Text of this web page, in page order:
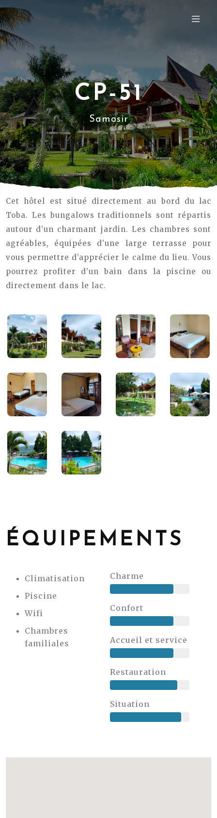
CP-51
Samosir
Cet hôtel est situé directement au bord du lac
Toba. Les bungalows traditionnels sont répartis
autour d’un charmant jardin. Les chambres sont
agréables, équipées d’une large terrasse pour
vous permettre d’apprécier le calme du lieu. Vous
pourrez profiter d’un bain dans la piscine ou
directement dans le lac.
ÉQUIPEMENTS
Climatisation
Piscine
Wifi
Chambres
familiales
Charme
Confort
Accueil et service
Restauration
Situation